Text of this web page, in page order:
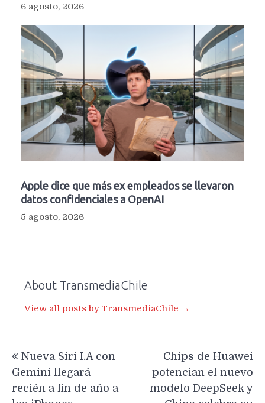
6 agosto, 2026
Apple dice que más ex empleados se llevaron
datos confidenciales a OpenAI
5 agosto, 2026
About TransmediaChile
View all posts by TransmediaChile →
de
entradas
Nueva Siri I.A con
Gemini llegará
recién a fin de año a
Chips de Huawei
potencian el nuevo
modelo DeepSeek y